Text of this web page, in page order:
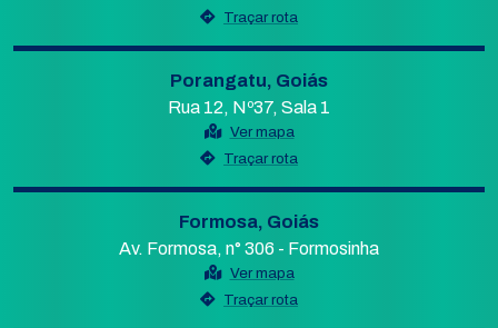
Traçar rota
Porangatu, Goiás
Rua 12, Nº37, Sala 1
Ver mapa
Traçar rota
Formosa, Goiás
Av. Formosa, n° 306 - Formosinha
Ver mapa
Traçar rota